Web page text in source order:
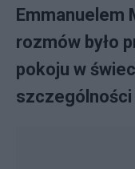
Emmanuelem
rozmów było
pokoju w
szczególności